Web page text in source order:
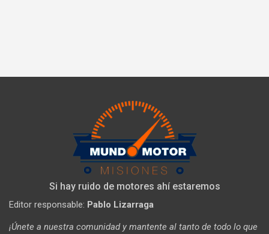
Si hay ruido de motores ahí estaremos
Editor responsable: Pablo Lizarraga
¡Únete a nuestra comunidad y mantente al tanto de todo lo que